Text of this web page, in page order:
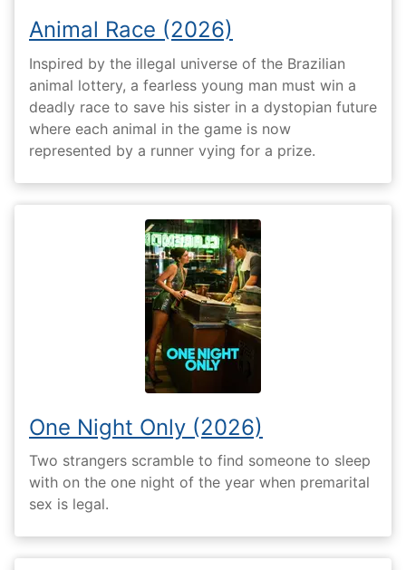
Animal Race (2026)
Inspired by the illegal universe of the Brazilian
animal lottery, a fearless young man must win a
deadly race to save his sister in a dystopian future
where each animal in the game is now
represented by a runner vying for a prize.
One Night Only (2026)
Two strangers scramble to find someone to sleep
with on the one night of the year when premarital
sex is legal.